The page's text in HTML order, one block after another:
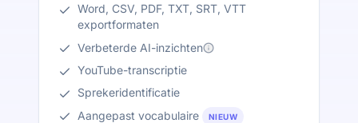
Word, CSV, PDF, TXT, SRT, VTT
exportformaten
Verbeterde AI-inzichten
YouTube-transcriptie
Sprekeridentificatie
Aangepast vocabulaire
NIEUW